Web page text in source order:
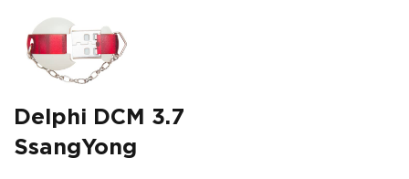
Delphi DCM 3.7
SsangYong